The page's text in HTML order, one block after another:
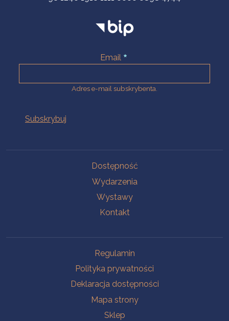
Email
Adres e-mail subskrybenta.
Dostępność
Wydarzenia
Wystawy
Kontakt
Regulamin
Polityka prywatności
Deklaracja dostępności
Mapa strony
Sklep